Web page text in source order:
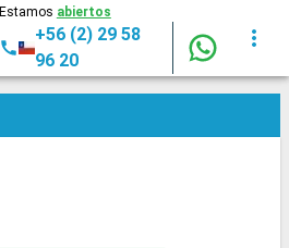
Estamos abiertos
+56 (2) 29 58
96 20